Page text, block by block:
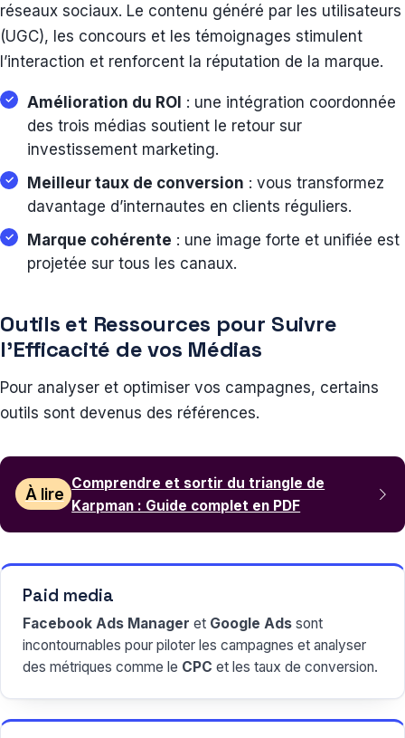
réseaux sociaux. Le contenu généré par les utilisateurs
(UGC), les concours et les témoignages stimulent
l’interaction et renforcent la réputation de la marque.
Amélioration du ROI : une intégration coordonnée
des trois médias soutient le retour sur
investissement marketing.
Meilleur taux de conversion : vous transformez
davantage d’internautes en clients réguliers.
Marque cohérente : une image forte et unifiée est
projetée sur tous les canaux.
Outils et Ressources pour Suivre
l’Efficacité de vos Médias
Pour analyser et optimiser vos campagnes, certains
outils sont devenus des références.
À lire
Comprendre et sortir du triangle de
Karpman : Guide complet en PDF
Paid media
Facebook Ads Manager et Google Ads sont
incontournables pour piloter les campagnes et analyser
des métriques comme le CPC et les taux de conversion.